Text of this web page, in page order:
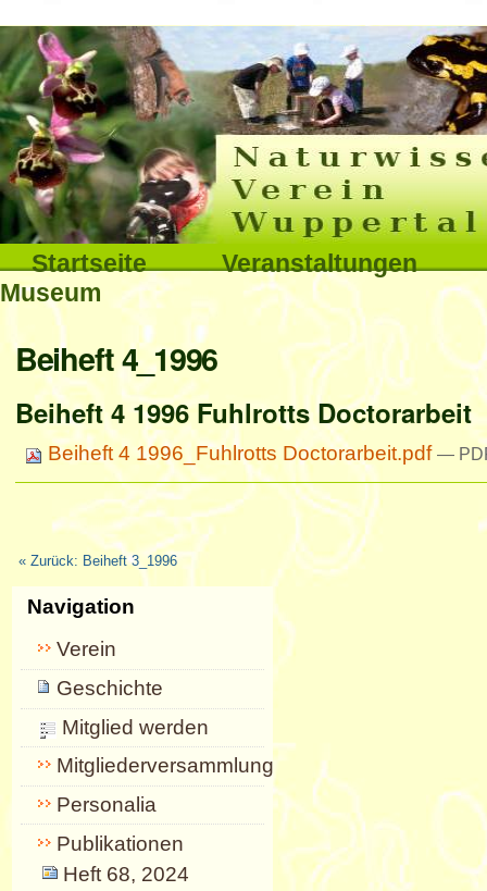
Direkt
zum
Inhalt
|
Direkt
zur
Navigation
Sektionen
Startseite
Veranstaltungen
Museum
Benutzerspezifische
Werkzeuge
Interna
Beiheft 4_1996
Beiheft 4 1996 Fuhlrotts Doctorarbeit
Beiheft 4 1996_Fuhlrotts Doctorarbeit.pdf —
« Zurück: Beiheft 3_1996
Navigation
Verein
Geschichte
Mitglied werden
Mitgliederversammlungen
Personalia
Publikationen
Heft 68, 2024